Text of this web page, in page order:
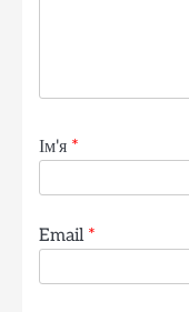
Ім'я *
Email *